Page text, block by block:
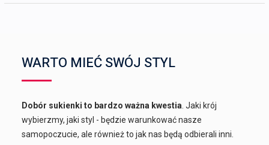
WARTO MIEĆ SWÓJ STYL
Dobór sukienki to bardzo ważna kwestia . Jaki krój
wybierzmy, jaki styl - będzie warunkować nasze
samopoczucie, ale również to jak nas będą odbierali inni.